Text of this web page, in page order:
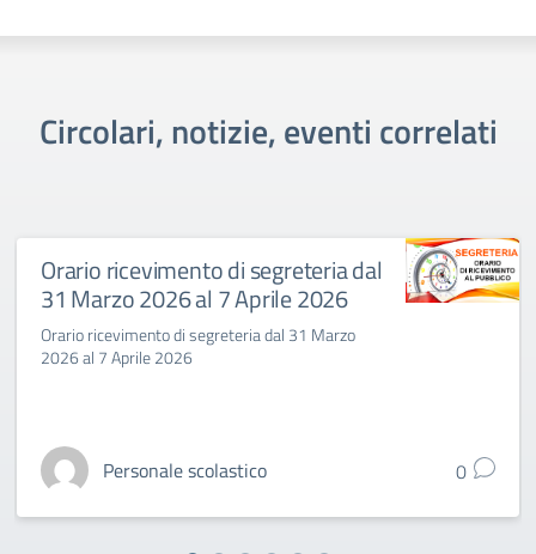
Circolari, notizie, eventi correlati
Orario ricevimento di segreteria dal
31 Marzo 2026 al 7 Aprile 2026
Orario ricevimento di segreteria dal 31 Marzo
2026 al 7 Aprile 2026
Personale scolastico 0